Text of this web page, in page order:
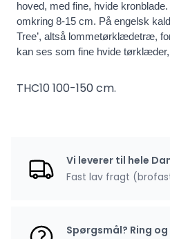
hoved, med fine, hvide
omkring 8-15 cm. På engelsk
Tree’, altså lommetørklædetræ,
kan ses som fine hvide
THC10 100-150 cm.
Vi leverer til hele
Fast lav fragt
Spørgsmål? Ring